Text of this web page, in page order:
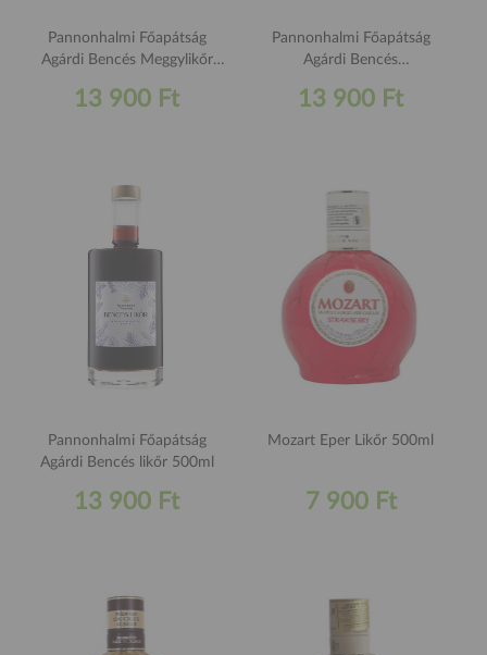
Pannonhalmi Főapátság
Agárdi Bencés Meggylikőr
13 900 Ft
Pannonhalmi Főapátság
Agárdi Bencés
13 900 Ft
Pannonhalmi Főapátság
Agárdi Bencés likőr 500ml
13 900 Ft
Mozart Eper Likőr 500ml
7 900 Ft